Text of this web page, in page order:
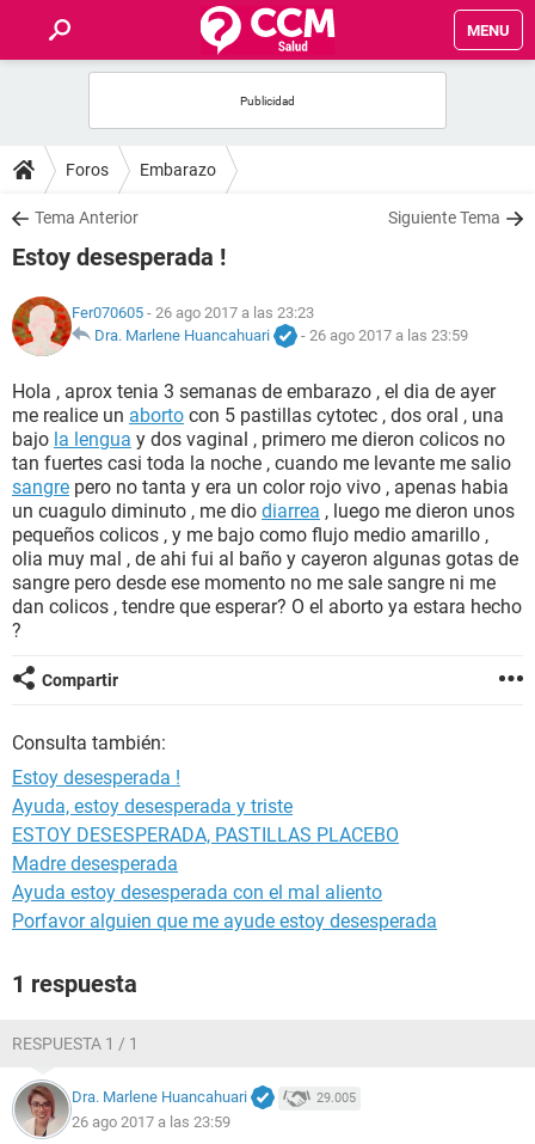
MENU
FOROS
SALUD
FAMILIA
NUTRICIÓN
BIENESTAR
SEXUALIDAD
GLOSARIO
Foros Embarazo
Tema Anterior Siguiente Tema
Estoy desesperada !
Fer070605 - 26 ago 2017 a las 23:23
Dra. Marlene Huancahuari
- 26 ago 2017 a las 23:59
Hola , aprox tenia 3 semanas de embarazo , el dia de ayer
me realice un aborto con 5 pastillas cytotec , dos oral , una
bajo la lengua y dos vaginal , primero me dieron colicos no
tan fuertes casi toda la noche , cuando me levante me salio
sangre pero no tanta y era un color rojo vivo , apenas habia
un cuagulo diminuto , me dio diarrea , luego me dieron unos
pequeños colicos , y me bajo como flujo medio amarillo ,
olia muy mal , de ahi fui al baño y cayeron algunas gotas de
sangre pero desde ese momento no me sale sangre ni me
dan colicos , tendre que esperar? O el aborto ya estara hecho
?
Compartir
Consulta también:
Estoy desesperada !
Ayuda, estoy desesperada y triste
ESTOY DESESPERADA, PASTILLAS PLACEBO
Madre desesperada
Ayuda estoy desesperada con el mal aliento
Porfavor alguien que me ayude estoy desesperada
1 respuesta
RESPUESTA 1 / 1
Dra. Marlene Huancahuari 29.005
26 ago 2017 a las 23:59